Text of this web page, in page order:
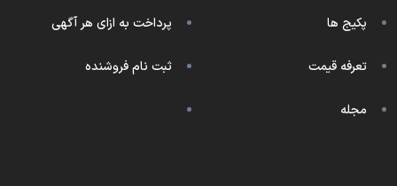
پکیج ها
تعرفه قیمت
مجله
پرداخت به ازای هر آگهی
ثبت نام فروشنده